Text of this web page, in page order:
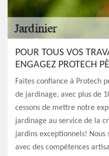
POUR TOUS VOS
ENGAGEZ PROTECH
Faites confiance à Protech
de jardinage, avec plus de
cessons de mettre notre
jardinage au service de la
jardins exceptionnels! Nous
avec des compétences